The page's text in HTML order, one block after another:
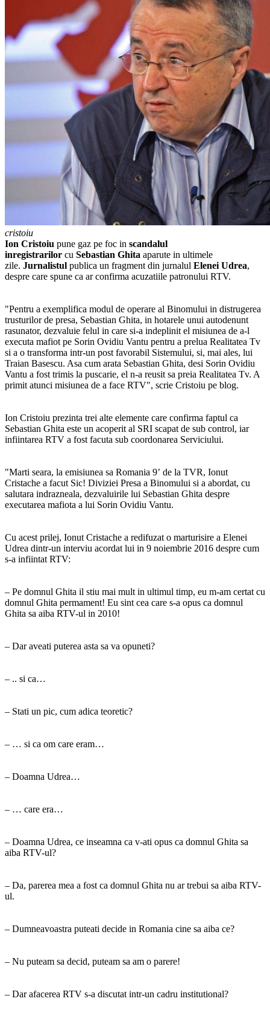
cristoiu
Ion Cristoiu pune gaz pe foc in scandalul
inregistrarilor cu Sebastian Ghita aparute in ultimele
zile. Jurnalistul publica un fragment din jurnalul Elenei Udrea,
despre care spune ca ar confirma acuzatiile patronului RTV.
"Pentru a exemplifica modul de operare al Binomului in distrugerea
trusturilor de presa, Sebastian Ghita, in hotarele unui autodenunt
rasunator, dezvaluie felul in care si-a indeplinit el misiunea de a-l
executa mafiot pe Sorin Ovidiu Vantu pentru a prelua Realitatea Tv
si a o transforma intr-un post favorabil Sistemului, si, mai ales, lui
Traian Basescu. Asa cum arata Sebastian Ghita, desi Sorin Ovidiu
Vantu a fost trimis la puscarie, el n-a reusit sa preia Realitatea Tv. A
primit atunci misiunea de a face RTV", scrie Cristoiu pe blog.
Ion Cristoiu prezinta trei alte elemente care confirma faptul ca
Sebastian Ghita este un acoperit al SRI scapat de sub control, iar
infiintarea RTV a fost facuta sub coordonarea Serviciului.
"Marti seara, la emisiunea sa Romania 9ʼ de la TVR, Ionut
Cristache a facut Sic! Diviziei Presa a Binomului si a abordat, cu
salutara indrazneala, dezvaluirile lui Sebastian Ghita despre
executarea mafiota a lui Sorin Ovidiu Vantu.
Cu acest prilej, Ionut Cristache a redifuzat o marturisire a Elenei
Udrea dintr-un interviu acordat lui in 9 noiembrie 2016 despre cum
s-a infiintat RTV:
– Pe domnul Ghita il stiu mai mult in ultimul timp, eu m-am certat cu
domnul Ghita permament! Eu sint cea care s-a opus ca domnul
Ghita sa aiba RTV-ul in 2010!
– Dar aveati puterea asta sa va opuneti?
– .. si ca…
– Stati un pic, cum adica teoretic?
– … si ca om care eram…
– Doamna Udrea…
– … care era…
– Doamna Udrea, ce inseamna ca v-ati opus ca domnul Ghita sa
aiba RTV-ul?
– Da, parerea mea a fost ca domnul Ghita nu ar trebui sa aiba RTV-
ul.
– Dumneavoastra puteati decide in Romania cine sa aiba ce?
– Nu puteam sa decid, puteam sa am o parere!
– Dar afacerea RTV s-a discutat intr-un cadru institutional?